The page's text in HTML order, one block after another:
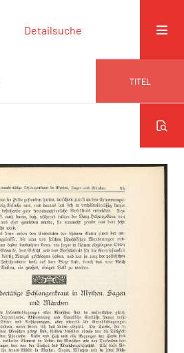
Detailsuche
TITEL